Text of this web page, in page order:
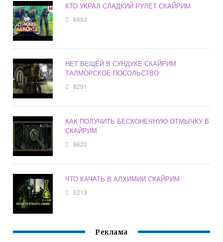
КТО УКРАЛ СЛАДКИЙ РУЛЕТ СКАЙРИМ
6882
НЕТ ВЕЩЕЙ В СУНДУКЕ СКАЙРИМ
ТАЛМОРСКОЕ ПОСОЛЬСТВО
8291
КАК ПОЛУЧИТЬ БЕСКОНЕЧНУЮ ОТМЫЧКУ В
СКАЙРИМ
8620
ЧТО КАЧАТЬ В АЛХИМИИ СКАЙРИМ
5213
Реклама